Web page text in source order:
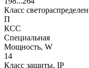
Класс
П
КСС
Специальная
Мощность, W
14
Класс защиты, IP